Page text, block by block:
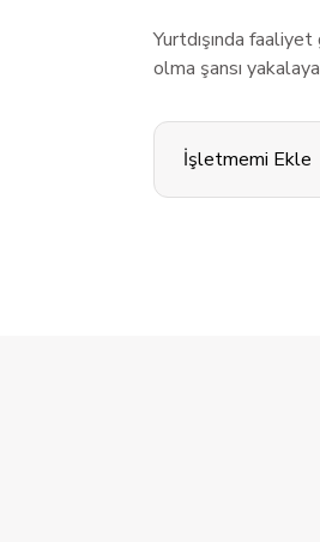
Yurtdışında
olma şansı
İşletmemi Ekle